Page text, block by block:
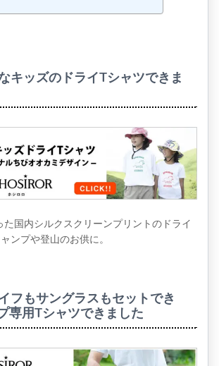
キッズのドライTシャツできま
た国内シルクスクリーンプリントのドライ
ンプや登山のお供に。
フもサングラスもセットでき
専用Tシャツできました